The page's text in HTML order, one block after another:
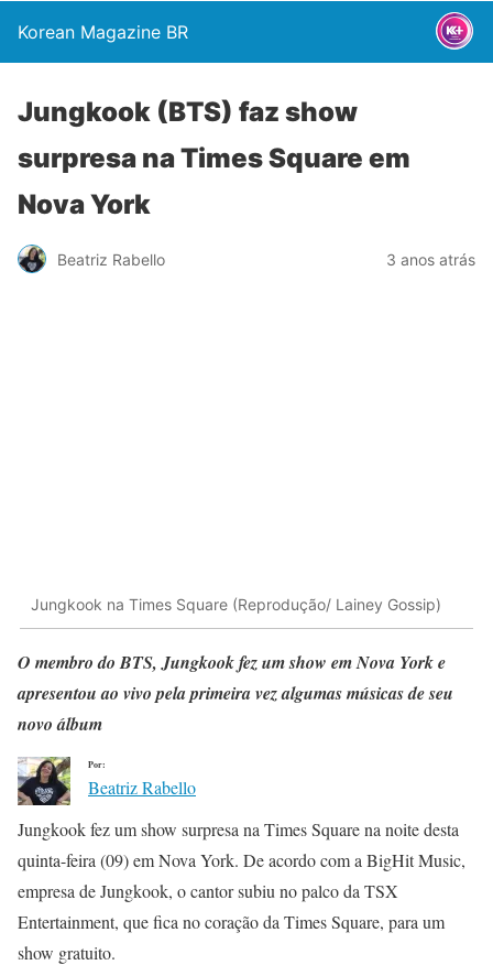
Korean Magazine BR
Jungkook (BTS) faz show
surpresa na Times Square em
Nova York
Beatriz Rabello 3 anos atrás
Jungkook na Times Square (Reprodução/ Lainey Gossip)
O membro do BTS, Jungkook fez um show em Nova York e
apresentou ao vivo pela primeira vez algumas músicas de seu
novo álbum
Por:
Beatriz Rabello
Jungkook fez um show surpresa na Times Square na noite desta
quinta-feira (09) em Nova York. De acordo com a BigHit Music,
empresa de Jungkook, o cantor subiu no palco da TSX
Entertainment, que fica no coração da Times Square, para um
show gratuito.